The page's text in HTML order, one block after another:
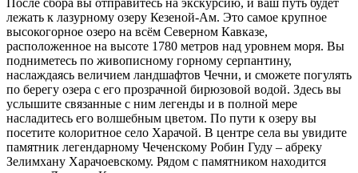
После сбора вы отправитесь на экскурсию, и ваш путь будет
лежать к лазурному озеру Кезеной-Ам. Это самое крупное
высокогорное озеро на всём Северном Кавказе,
расположенное на высоте 1780 метров над уровнем моря. Вы
подниметесь по живописному горному серпантину,
наслаждаясь величием ландшафтов Чечни, и сможете погулять
по берегу озера с его прозрачной бирюзовой водой. Здесь вы
услышите связанные с ним легенды и в полной мере
насладитесь его волшебным цветом. По пути к озеру вы
посетите колоритное село Харачой. В центре села вы увидите
памятник легендарному Чеченскому Робин Гуду – абреку
Зелимхану Харачоевскому. Рядом с памятником находится